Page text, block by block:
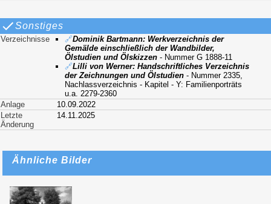
Sonstiges
Verzeichnisse 🔗Dominik Bartmann: Werkverzeichnis der
Gemälde einschließlich der Wandbilder,
Ölstudien und Ölskizzen - Nummer G 1888-11
🔗Lilli von Werner: Handschriftliches Verzeichnis
der Zeichnungen und Ölstudien - Nummer 2335,
Nachlassverzeichnis - Kapitel - Y: Familienporträts
u.a. 2279-2360
Anlage
10.09.2022
Letzte
Änderung
14.11.2025
Ähnliche Bilder